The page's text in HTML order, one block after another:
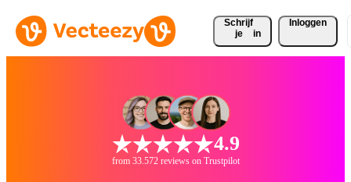
Schrijf
je
in
Inloggen
4.9
from 33.572 reviews on Trustpilot